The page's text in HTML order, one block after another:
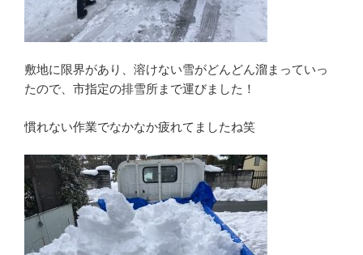
敷地に限界があり、溶けない雪がどんどん溜まっていっ
たので、市指定の排雪所まで運びました！
慣れない作業でなかなか疲れてましたね笑